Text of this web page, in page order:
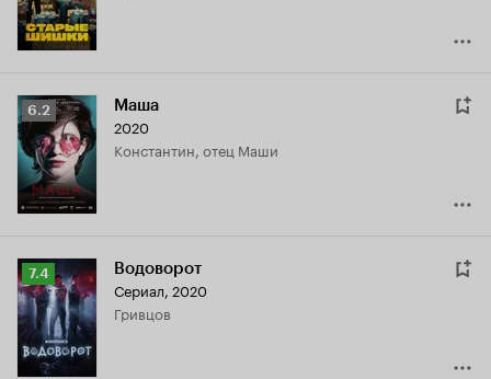
Рейтинг
Кинопоиска
6.2
6.2 Маша
2020
Константин, отец Маши
Рейтинг
Кинопоиска
7.4
7.4 Водоворот
Сериал, 2020
Гривцов